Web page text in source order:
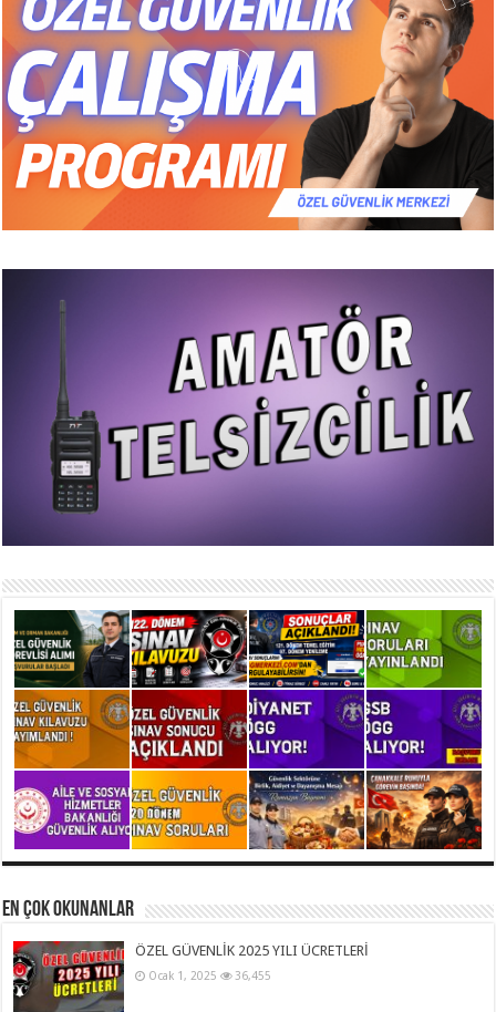
En Çok Okunanlar
ÖZEL GÜVENLİK 2025 YILI ÜCRETLERİ
Ocak 1, 2025 36,455